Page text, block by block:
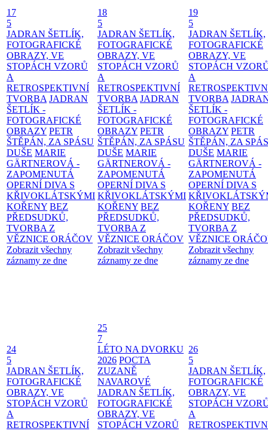
17
5
JADRAN ŠETLÍK,
FOTOGRAFICKÉ
OBRAZY, VE
STOPÁCH VZORŮ
A
RETROSPEKTIVNÍ
TVORBA JADRAN
ŠETLÍK -
FOTOGRAFICKÉ
OBRAZY PETR
ŠTĚPÁN, ZA SPÁSU
DUŠE MARIE
GÄRTNEROVÁ -
ZAPOMENUTÁ
OPERNÍ DIVA S
KŘIVOKLÁTSKÝMI
KOŘENY BEZ
PŘEDSUDKŮ,
TVORBA Z
VĚZNICE ORÁČOV
Zobrazit všechny
záznamy ze dne
18
5
JADRAN ŠETLÍK,
FOTOGRAFICKÉ
OBRAZY, VE
STOPÁCH VZORŮ
A
RETROSPEKTIVNÍ
TVORBA JADRAN
ŠETLÍK -
FOTOGRAFICKÉ
OBRAZY PETR
ŠTĚPÁN, ZA SPÁSU
DUŠE MARIE
GÄRTNEROVÁ -
ZAPOMENUTÁ
OPERNÍ DIVA S
KŘIVOKLÁTSKÝMI
KOŘENY BEZ
PŘEDSUDKŮ,
TVORBA Z
VĚZNICE ORÁČOV
Zobrazit všechny
záznamy ze dne
19
5
JADRAN ŠETLÍK,
FOTOGRAFICKÉ
OBRAZY, VE
STOPÁCH
A
TVORBA
ŠETLÍK -
FOTOGRAFICKÉ
OBRAZY PETR
ŠTĚPÁN, ZA
DUŠE MARIE
GÄRTNEROVÁ -
ZAPOMENUTÁ
OPERNÍ DIVA S
KOŘENY BEZ
PŘEDSUDKŮ,
TVORBA Z
VĚZNICE
Zobrazit všechny
záznamy ze dne
24
5
JADRAN ŠETLÍK,
FOTOGRAFICKÉ
OBRAZY, VE
STOPÁCH VZORŮ
A
RETROSPEKTIVNÍ
25
7
LÉTO NA DVORKU
2026 POCTA
ZUZANĚ
NAVAROVÉ
JADRAN ŠETLÍK,
FOTOGRAFICKÉ
OBRAZY, VE
STOPÁCH VZORŮ
26
5
JADRAN ŠETLÍK,
FOTOGRAFICKÉ
OBRAZY, VE
STOPÁCH
A